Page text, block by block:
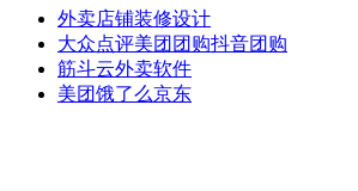
外卖店铺装修设计
大众点评美团团购抖音团购
筋斗云外卖软件
美团饿了么京东